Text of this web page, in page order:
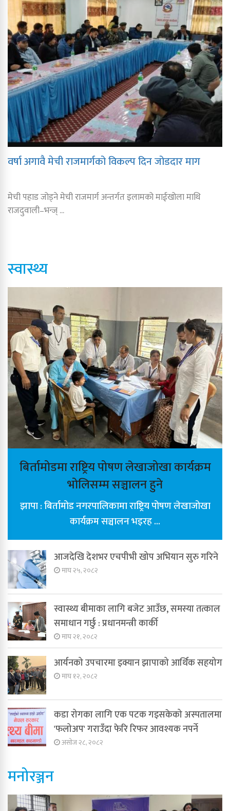
वर्षा अगावै मेची राजमार्गको विकल्प दिन जोडदार माग
मेची पहाड जोड्ने मेची राजमार्ग अन्तर्गत इलामको माईखोला माथि
राजदुवाली–भन्ज् ...
स्वास्थ्य
बिर्तामोडमा राष्ट्रिय पोषण लेखाजोखा कार्यक्रम
भोलिसम्म सञ्चालन हुने
झापा : बिर्तामोड नगरपालिकामा राष्ट्रिय पोषण लेखाजोखा
कार्यक्रम सञ्चालन भइरह ...
आजदेखि देशभर एचपीभी खोप अभियान सुरु गरिने
माघ २५, २०८२
स्वास्थ्य बीमाका लागि बजेट आउँछ, समस्या तत्काल
समाधान गर्छु : प्रधानमन्त्री कार्की
माघ २१, २०८२
आर्यनको उपचारमा इक्यान झापाको आर्थिक सहयोग
माघ १२, २०८२
कडा रोगका लागि एक पटक गइसकेको अस्पतालमा
'फलोअप' गराउँदा फेरि रिफर आवश्यक नपर्ने
असोज २८, २०८२
मनोरञ्जन